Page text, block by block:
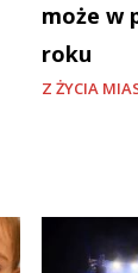
może w
roku
Z ŻYCIA